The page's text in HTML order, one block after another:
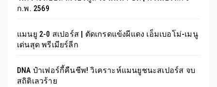
ก.พ. 2569
แมนยู 2-0 สเปอร์ส | ตัดเกรดแข้งผีแดง เอ็มเบอโม่-เมนู
เด่นสุด พรีเมียร์ลีก
DNA ป๋าเฟอร์กี้คืนชีพ! วิเคราะห์แมนยูชนะสเปอร์ส จบ
สถิติเลวร้าย